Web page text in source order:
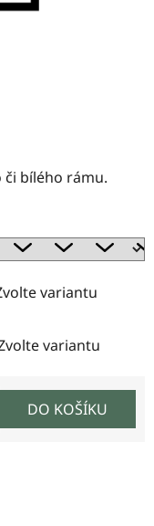
či bílého rámu.
variantu
variantu
DO KOŠÍKU